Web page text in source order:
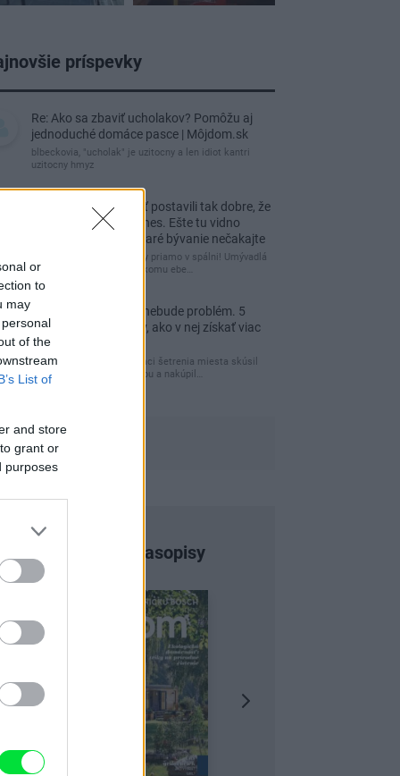
or
to
may
of the
List of
and store
grant or
purposes
príspevky
Re: Ako sa zbaviť ucholakov? Pomôžu aj
jednoduché domáce pasce | Môjdom.sk
blbeckovia, "ucholak" je uzitocny a len idiot kantri
uzitocny hmyz
Re: Vidiecku usadlosť postavili tak dobre, že
domáceho chráni i dnes. Ešte tu vidno
kamenné múry, no staré bývanie nečakajte
čakám kedy budú wc misy priamo v spálni! Umývadlá
už sú štandardom! Tu niekomu ebe…
Re: Tesná spálňa už nebude problém. 5
praktických nápadov, ako v nej získať viac
úložného miesta
Ja som pred časom v rámci šetrenia miesta skúsil
využiť priestor pod posteľou a nakúpil…
Najnovšie časopisy